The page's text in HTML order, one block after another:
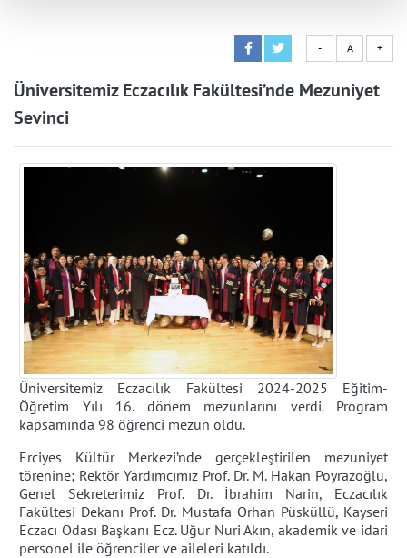
- A +
Üniversitemiz Eczacılık Fakültesi’nde Mezuniyet
Sevinci
Üniversitemiz Eczacılık Fakültesi 2024-2025 Eğitim-
Öğretim Yılı 16. dönem mezunlarını verdi. Program
kapsamında 98 öğrenci mezun oldu.
Erciyes Kültür Merkezi’nde gerçekleştirilen mezuniyet
törenine; Rektör Yardımcımız Prof. Dr. M. Hakan Poyrazoğlu,
Genel Sekreterimiz Prof. Dr. İbrahim Narin, Eczacılık
Fakültesi Dekanı Prof. Dr. Mustafa Orhan Püsküllü, Kayseri
Eczacı Odası Başkanı Ecz. Uğur Nuri Akın, akademik ve idari
personel ile öğrenciler ve aileleri katıldı.